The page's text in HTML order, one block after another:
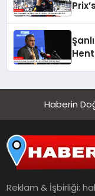
Haberin
Reklam & İşbirliği: